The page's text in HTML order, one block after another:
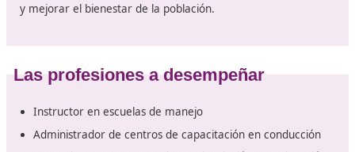
La sostenibilidad se refiere a la
humanos cubren sus necesidades sin perjudicar el
ambiente, de tal forma que las generaciones